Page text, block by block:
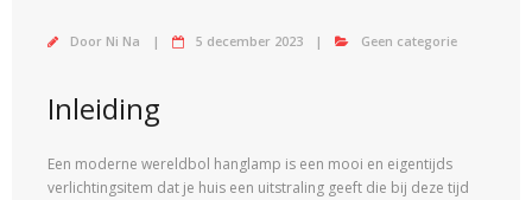
Door Ni Na 5 december 2023 Geen categorie
Inleiding
Een moderne wereldbol hanglamp is een mooi en eigentijds
verlichtingsitem dat je huis een uitstraling geeft die bij deze tijd